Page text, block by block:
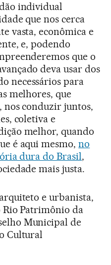
individual
que nos cerca
vasta, econômica e
e, podendo
que o
deva usar dos
necessários para
melhores, que
nos conduzir juntos,
coletiva e
melhor, quando
é aqui mesmo,no
dura do Brasil,
mais justa.
e urbanista,
Patrimônio da
Municipal de
Cultural